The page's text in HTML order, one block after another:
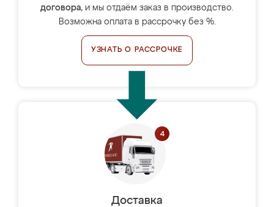
договора, и мы отдаём заказ в производство.
Возможна оплата в рассрочку без %.
УЗНАТЬ О РАССРОЧКЕ
Доставка